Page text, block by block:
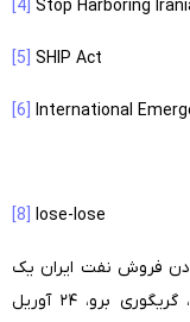
[4] Stop Harboring
[5] SHIP Act
[6] International
[8] lose-lose
فروش نفت ایران یک
پیشنهاد باخت -باخت برای ایالات متحده است، گریگوری برو، ۲۴ آوریل